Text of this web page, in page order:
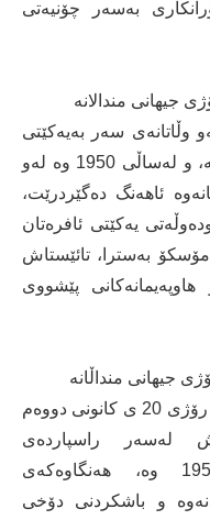
بەسەر چۆنیەتی
جیهانی مندالانە
وڵاتانەی سەر بەیەكێتی
سۆڤیەت بوون رۆژی جیهانی منداڵانە، و لەساڵی 1950 وە لەو
ئاهەنگ دەگێردرێت،
یەكێتی ئافرەتان
4/11/1949 لەشاری مۆسكۆ بەسترا، تائێستاش
پێشووی
لەبەشێك لەوڵاتانی ئەوروپا و ئەفریقا رۆژی 20 ی كانونی دووەم
لەسەر راسپاردەی
نەتەوەیەكگرتووەكان لەساڵی 1954 وە، هەنگاوەكەی
و باشكردنی دۆخی